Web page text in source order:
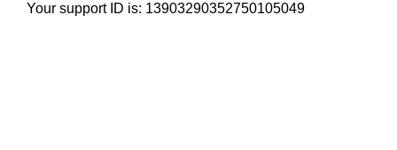
Your support ID is: 13903290352750105049